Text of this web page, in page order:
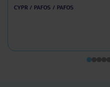
CYPR PAFOS PAFOS